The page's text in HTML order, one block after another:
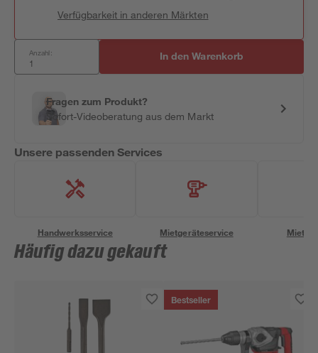
Verfügbarkeit in anderen Märkten
Anzahl: In den Warenkorb
Fragen zum Produkt?
Sofort-Videoberatung aus dem Markt
Unsere passenden Services
Handwerksservice Mietgeräteservice
Häufig dazu gekauft
Bestseller